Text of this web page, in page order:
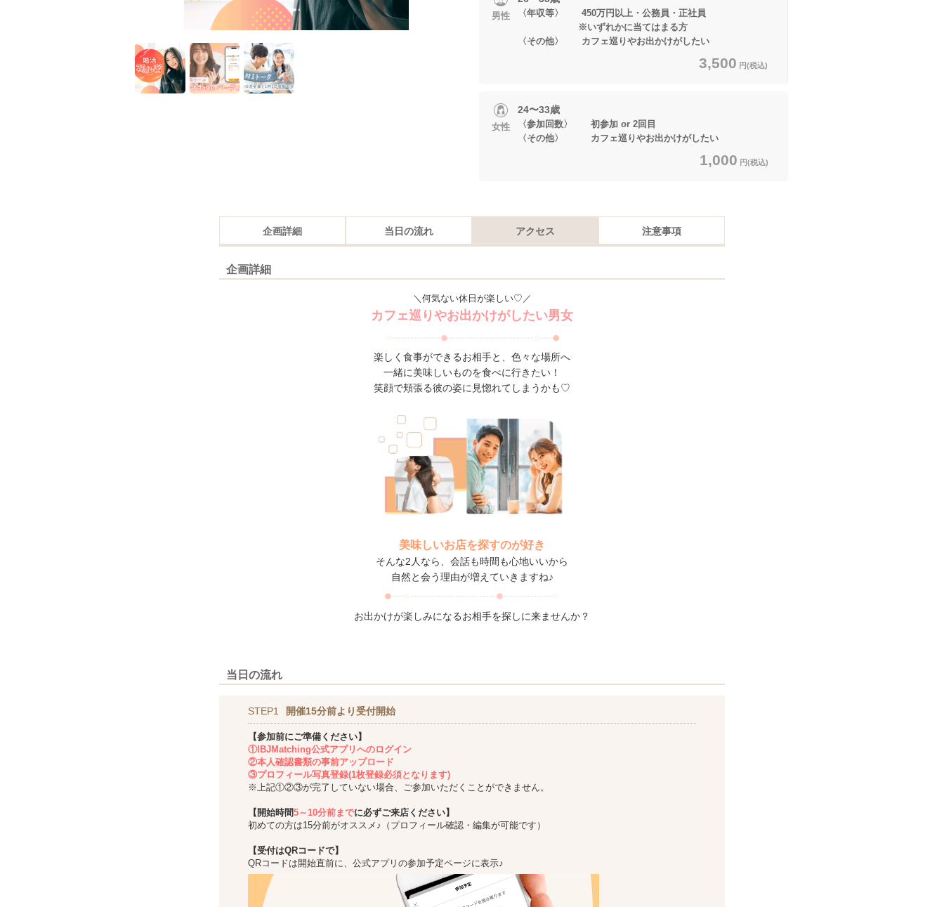
男性
〈年収等〉 450万円以上・公務員・正社員
※いずれかに当てはまる方
〈その他〉 カフェ巡りやお出かけがしたい
3,500 円(税込)
女性
24〜33歳
〈参加回数〉 初参加 or 2回目
〈その他〉 カフェ巡りやお出かけがしたい
1,000 円(税込)
企画詳細 当日の流れ アクセス 注意事項
企画詳細
＼何気ない休日が楽しい♡／
カフェ巡りやお出かけがしたい男女
楽しく食事ができるお相手と、色々な場所へ
一緒に美味しいものを食べに行きたい！
笑顔で頬張る彼の姿に見惚れてしまうかも♡
美味しいお店を探すのが好き
そんな2人なら、会話も時間も心地いいから
自然と会う理由が増えていきますね♪
お出かけが楽しみになるお相手を探しに来ませんか？
当日の流れ
STEP1 開催15分前より受付開始
【参加前にご準備ください】
①IBJMatching公式アプリへのログイン
②本人確認書類の事前アップロード
③プロフィール写真登録(1枚登録必須となります)
※上記①②③が完了していない場合、ご参加いただくことができません。
【開始時間5～10分前までに必ずご来店ください】
初めての方は15分前がオススメ♪（プロフィール確認・編集が可能です）
【受付はQRコードで】
QRコードは開始直前に、公式アプリの参加予定ページに表示♪